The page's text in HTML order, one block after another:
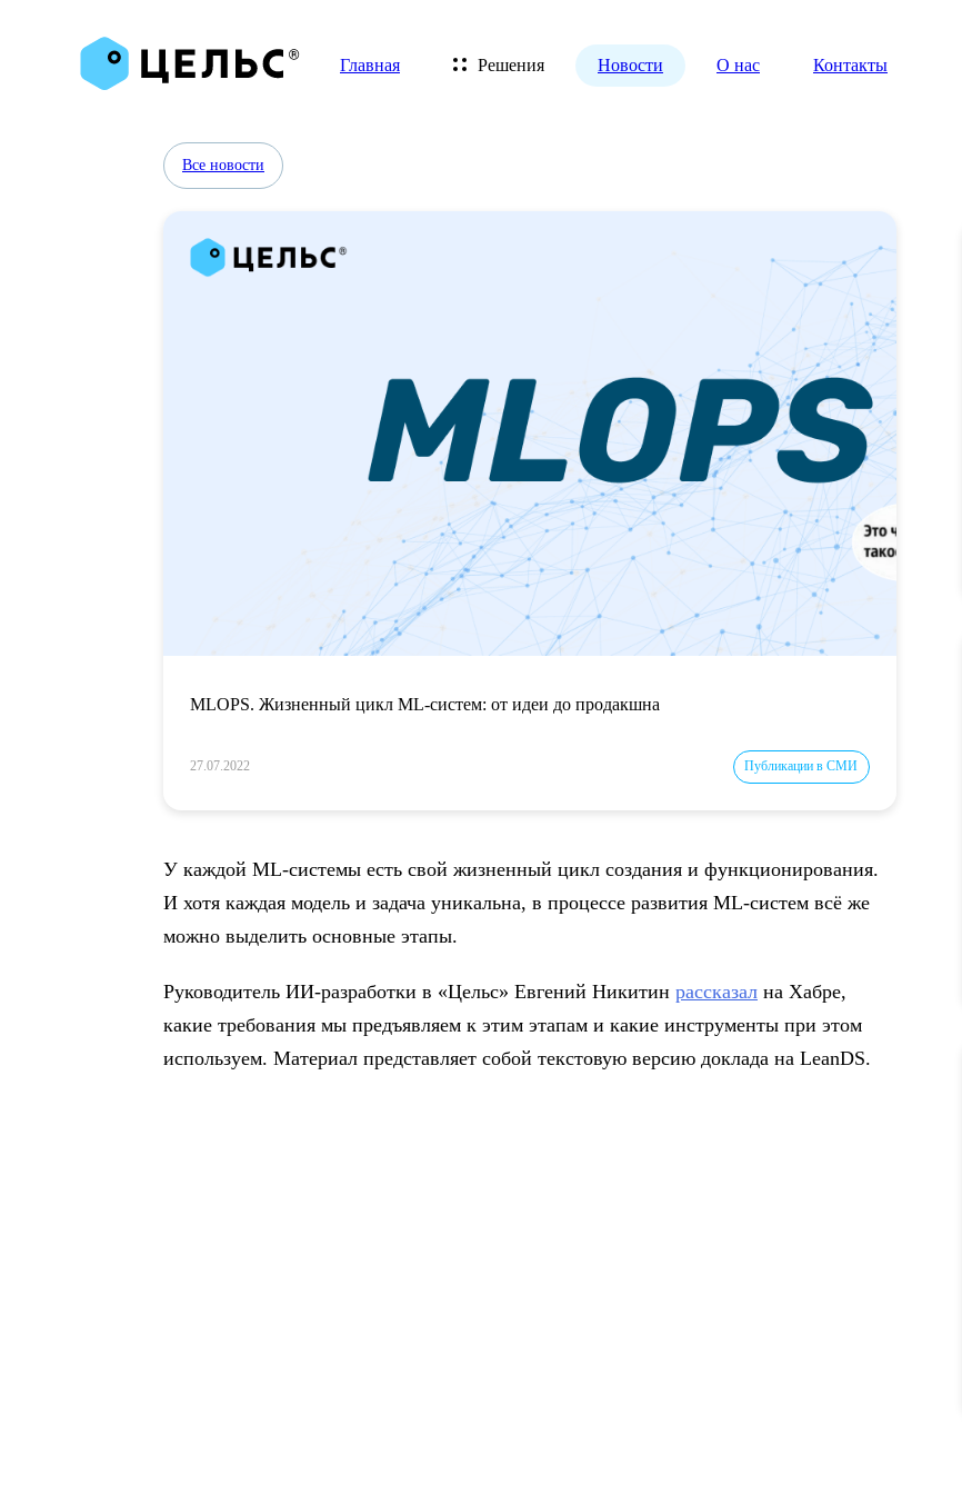
Главная Решения Новости О нас Контакты
Все новости
MLOPS. Жизненный цикл ML-систем: от идеи до продакшна
27.07.2022 Публикации в СМИ
У каждой ML-системы есть свой жизненный цикл создания и функционирования.
И хотя каждая модель и задача уникальна, в процессе развития ML-систем всё же
можно выделить основные этапы.
Руководитель ИИ-разработки в «Цельс» Евгений Никитин рассказал на Хабре,
какие требования мы предъявляем к этим этапам и какие инструменты при этом
используем. Материал представляет собой текстовую версию доклада на LeanDS.